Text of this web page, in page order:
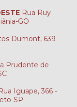
Rua Ruy
GO
Dumont, 639 -
Prudente de
Iguape, 366 -
SP